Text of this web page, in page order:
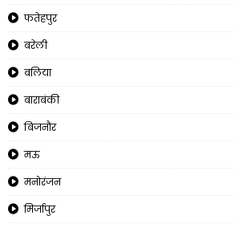
फतेहपुर
बरेली
बलिया
बाराबंकी
बिजनौर
मऊ
मनोरंजन
मिर्जापुर